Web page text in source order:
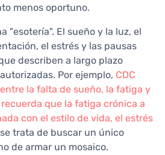
menos oportuno.
"esotería". El sueño y la luz, el
el estrés y las pausas
describen a largo plazo
Por ejemplo, CDC
la falta de sueño, la fatiga y
recuerda que la fatiga crónica a
con el estilo de vida, el estrés
se trata de buscar un único
de armar un mosaico.